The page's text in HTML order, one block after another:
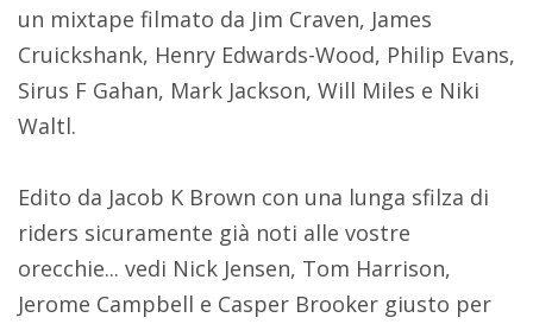
un mixtape filmato da Jim Craven, James
Cruickshank, Henry Edwards-Wood, Philip Evans,
Sirus F Gahan, Mark Jackson, Will Miles e Niki
Waltl.
Edito da Jacob K Brown con una lunga sfilza di
riders sicuramente già noti alle vostre
orecchie... vedi Nick Jensen, Tom Harrison,
Jerome Campbell e Casper Brooker giusto per